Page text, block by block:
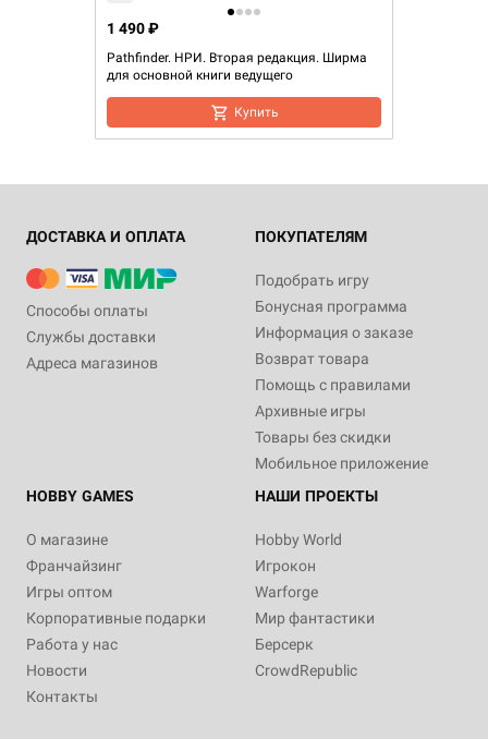
Pathfinder. НРИ. Вторая редакция. Ширма
для основной книги ведущего
1 490 ₽
Купить
ДОСТАВКА И ОПЛАТА
Способы оплаты
Службы доставки
Адреса магазинов
ПОКУПАТЕЛЯМ
Подобрать игру
Бонусная программа
Информация о заказе
Возврат товара
Помощь с правилами
Архивные игры
Товары без скидки
Мобильное приложение
HOBBY GAMES
О магазине
Франчайзинг
Игры оптом
Корпоративные подарки
Работа у нас
Новости
Контакты
НАШИ ПРОЕКТЫ
Hobby World
Игрокон
Warforge
Мир фантастики
Берсерк
CrowdRepublic